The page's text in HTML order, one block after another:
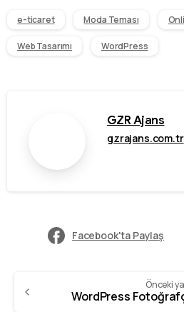
e-ticaret Moda Teması
Web Tasarımı WordPress
GZR Ajans
gzrajans.com.tr
Facebook'ta Paylaş
Önceki